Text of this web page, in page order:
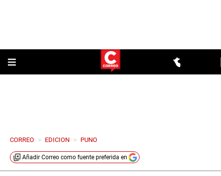
CORREO > EDICION > PUNO
Añadir Correo como fuente preferida en